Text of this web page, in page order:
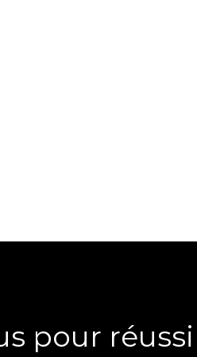
pour